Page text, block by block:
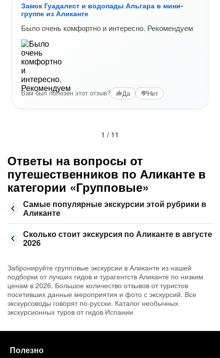
Замок Гуадалест и водопады Альгара в мини-
группе из Аликанте
Было очень комфортно и интересно. Рекомендуем
Вам был полезен этот отзыв? Да Нет
1 / 11
Ответы на вопросы от
путешественников по Аликанте в
категории «Групповые»
Самые популярные экскурсии этой рубрики в
Аликанте
Сколько стоит экскурсия по Аликанте в августе
2026
Забронируйте групповые экскурсии в Аликанте из нашей
подборки от лучших гидов и турагентств Аликанте по низким
ценам в 2026. Большое количество отзывов от туристов
посетивших данные мероприятия и фото с экскурсий. Все
экскурсоводы говорят по-русски. Каталог необычных
экскурсионных туров от гидов Испании
Полезно